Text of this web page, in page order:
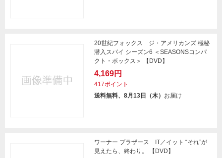
20世紀フォックス ジ・アメリカンズ 極秘
潜入スパイ シーズン6 ＜SEASONSコンパ
クト・ボックス＞ 【DVD】
4,169円
417ポイント
送料無料、8月13日（木） お届け
ワーナー ブラザース IT／イット “それ”が
見えたら、終わり。 【DVD】